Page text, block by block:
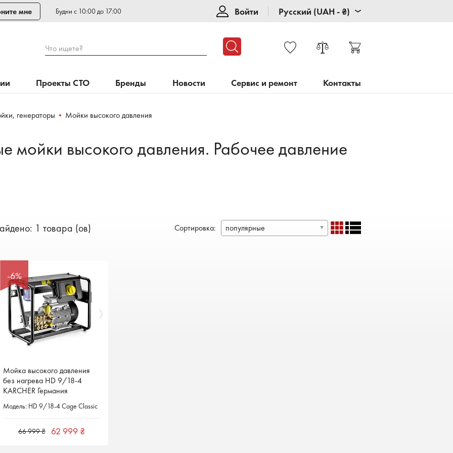
мне Будни с 10:00 до 17:00 Войти Русский (UAH - ₴)
Что ищете?
Проекты СТО Бренды Новости Сервис и ремонт Контакты
генераторы Мойки высокого давления
мойки высокого давления. Рабочее давление
1 товара (ов) Сортировка: популярные
-6%
Мойка высокого давления
без нагрева HD 9/18-4
KARCHER Германия
Модель: HD 9/18-4 Cage Classic
66 999 ₴ 62 999 ₴
-6%
Мойка высокого давления
без нагрева HD 9/18-4
KARCHER Германия
Модель: HD 9/18-4 Cage Classic
66 999 ₴ 62 999 ₴